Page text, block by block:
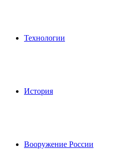
Технологии
История
Вооружение России